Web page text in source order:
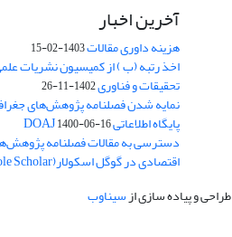
آخرین اخبار
هزینه داوری مقالات1403-02-15
اخذ رتبه (ب ) از کمیسیون نشریات
تحقیقات و فناوری1402-11-26
نمایه شدن فصلنامه پژوهش‌های
پایگاه اطلاعاتی DOAJ1400-06-16
دسترسی به مقالات فصلنامه
اقتصادی در گوگل اسکولار(Goole Scholar)
طراحی و پیاده سازی ازسیناوب